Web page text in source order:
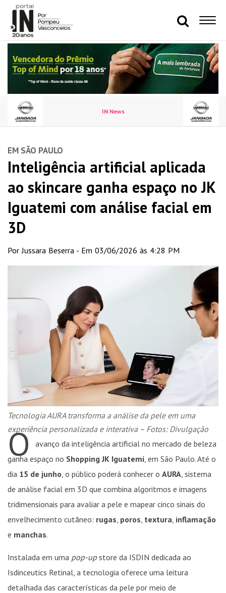
IN News
EM SÃO PAULO
Inteligência artificial aplicada
ao skincare ganha espaço no JK
Iguatemi com análise facial em
3D
Por Jussara Beserra - Em 03/06/2026 às 4:28 PM
Tecnologia AURA transforma a análise da pele em uma
experiência personalizada e interativa – Fotos: Divulgação
O avanço da inteligência artificial no mercado de beleza
ganha espaço no Shopping JK Iguatemi , em São Paulo. Até o
dia 15 de junho , o público poderá conhecer o AURA , sistema
de análise facial em 3D que combina algoritmos e imagens
tridimensionais para avaliar a pele e mapear cinco sinais do
envelhecimento cutâneo: rugas poros textura inflamação
e manchas.
Instalada em uma pop-upstore da ISDIN dedicada ao
Isdinceutics Retinal, a tecnologia oferece uma leitura
detalhada das características da pele por meio de